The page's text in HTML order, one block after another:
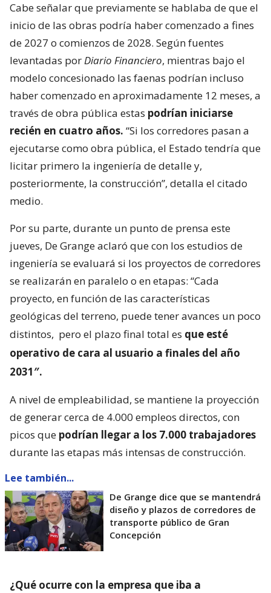
Cabe señalar que previamente se hablaba de que el
inicio de las obras podría haber comenzado a fines
de 2027 o comienzos de 2028. Según fuentes
levantadas porDiario Financiero, mientras bajo el
modelo concesionado las faenas podrían incluso
haber comenzado en aproximadamente 12 meses, a
través de obra pública estas podrían iniciarse
recién en cuatro años. “Si los corredores pasan a
ejecutarse como obra pública, el Estado tendría que
licitar primero la ingeniería de detalle y,
posteriormente, la construcción”, detalla el citado
medio.
Por su parte, durante un punto de prensa este
jueves, De Grange aclaró que con los estudios de
ingeniería se evaluará si los proyectos de corredores
se realizarán en paralelo o en etapas: “Cada
proyecto, en función de las características
geológicas del terreno, puede tener avances un poco
distintos, pero el plazo final total es que esté
operativo de cara al usuario a finales del año
2031″.
A nivel de empleabilidad, se mantiene la proyección
de generar cerca de 4.000 empleos directos, con
picos que podrían llegar a los 7.000 trabajadores
durante las etapas más intensas de construcción.
Lee también...
De Grange dice que se mantendrá
diseño y plazos de corredores de
transporte público de Gran
Concepción
¿Qué ocurre con la empresa que iba a